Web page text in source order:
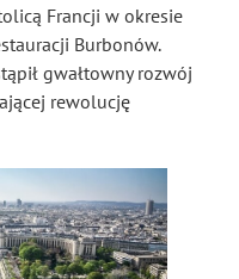
Francji w okresie
Burbonów.
gwałtowny rozwój
rewolucję